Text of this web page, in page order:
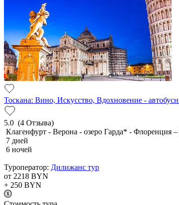
Тоскана: Вино, Искусство, Вдохновение -
5.0 (4 Отзыва)
Клагенфурт - Верона - озеро Гарда* - Флоренция
7 дней
6 ночей
Туроператор: Дилижанс тур
от 2218 BYN
+ 250 BYN